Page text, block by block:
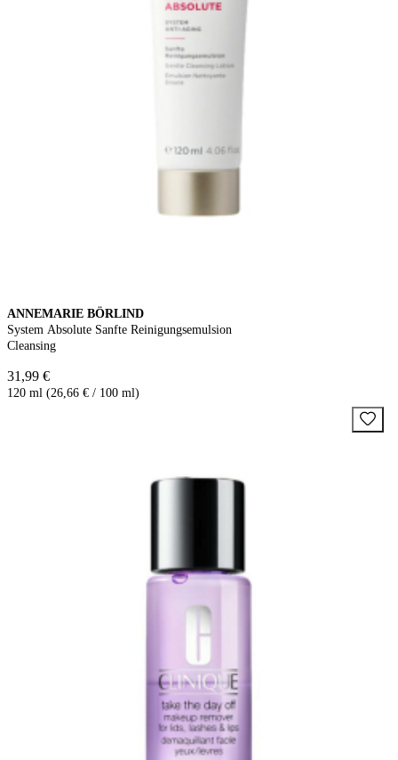
ANNEMARIE BÖRLIND
System Absolute Sanfte Reinigungsemulsion
Cleansing
31,99 €
120 ml (26,66 € / 100 ml)